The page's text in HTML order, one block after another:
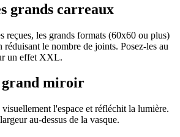
grands carreaux
reçues, les grands formats (60x60 ou plus)
réduisant le nombre de joints. Posez-les au
un effet XXL.
grand miroir
l'espace et réfléchit la lumière.
au-dessus de la vasque.